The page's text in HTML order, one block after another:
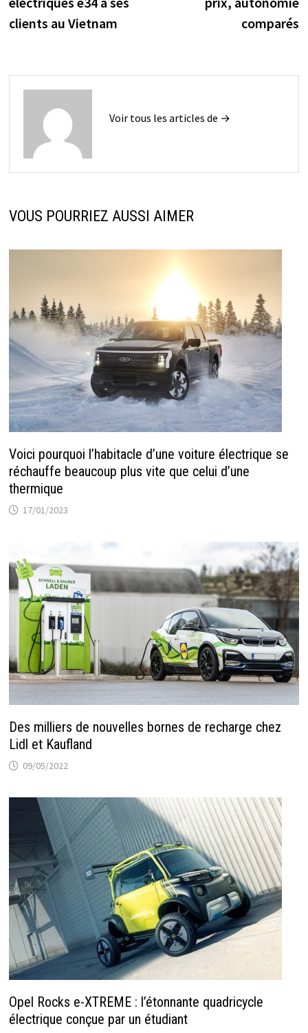
clients au Vietnam
comparés
Voir tous les articles de →
VOUS POURRIEZ AUSSI AIMER
Voici pourquoi l’habitacle d’une voiture électrique se
réchauffe beaucoup plus vite que celui d’une
thermique
17/01/2023
Des milliers de nouvelles bornes de recharge chez
Lidl et Kaufland
09/05/2022
Opel Rocks e-XTREME : l’étonnante quadricycle
électrique conçue par un étudiant